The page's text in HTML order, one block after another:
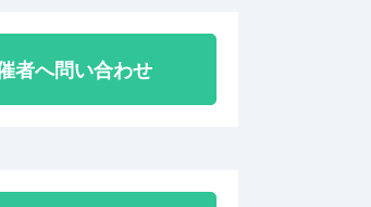
者へ問い合わせ